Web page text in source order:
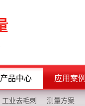
产品中心 应用案例
工业去毛刺 测量方案